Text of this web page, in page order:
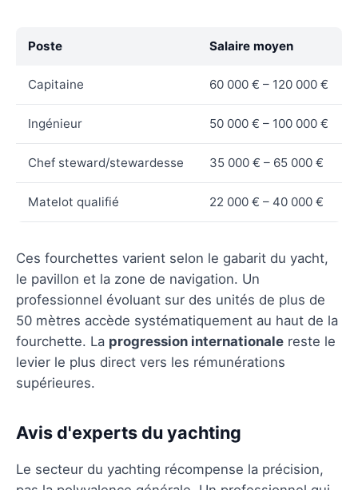
Poste Salaire moyen
Capitaine 60 000 € – 120 000 €
Ingénieur 50 000 € – 100 000 €
Chef steward/stewardesse 35 000 € – 65 000 €
Matelot qualifié 22 000 € – 40 000 €
Ces fourchettes varient selon le gabarit du yacht,
le pavillon et la zone de navigation. Un
professionnel évoluant sur des unités de plus de
50 mètres accède systématiquement au haut de la
fourchette. La progression internationale reste le
levier le plus direct vers les rémunérations
supérieures.
Avis d'experts du yachting
Le secteur du yachting récompense la précision,